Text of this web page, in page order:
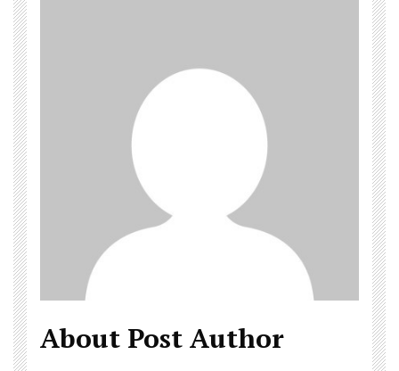
About Post Author